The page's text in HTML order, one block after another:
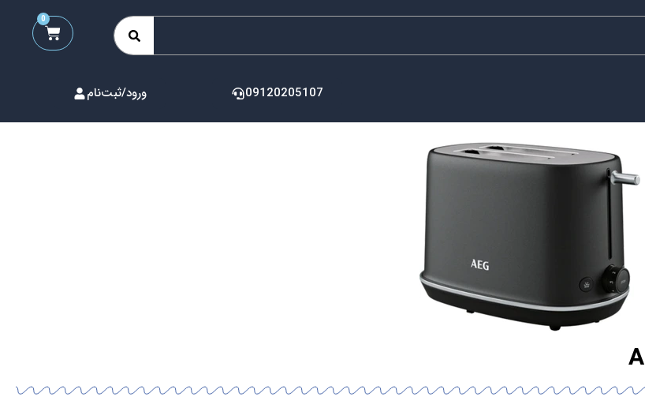
0
09120205107 ورود/ثبت‌نام